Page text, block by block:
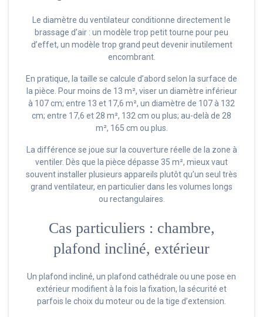
Le diamètre du ventilateur conditionne directement le
brassage d’air : un modèle trop petit tourne pour peu
d’effet, un modèle trop grand peut devenir inutilement
encombrant.
En pratique, la taille se calcule d’abord selon la surface de
la pièce. Pour moins de 13 m², viser un diamètre inférieur
à 107 cm; entre 13 et 17,6 m², un diamètre de 107 à 132
cm; entre 17,6 et 28 m², 132 cm ou plus; au-delà de 28
m², 165 cm ou plus.
La différence se joue sur la couverture réelle de la zone à
ventiler. Dès que la pièce dépasse 35 m², mieux vaut
souvent installer plusieurs appareils plutôt qu’un seul très
grand ventilateur, en particulier dans les volumes longs
ou rectangulaires.
Cas particuliers : chambre,
plafond incliné, extérieur
Un plafond incliné, un plafond cathédrale ou une pose en
extérieur modifient à la fois la fixation, la sécurité et
parfois le choix du moteur ou de la tige d’extension.